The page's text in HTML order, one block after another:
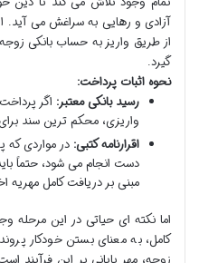
آزادی و رهایی به سراغش می آید.
از طریق واریز به حساب بانکی
گیرد.
نحوه اثبات پرداخت:
رسید بانکی معتبر: اگر
واریزی، محکم ترین سند
اقرارنامه کتبی: در مواردی
دست انجام می شود، حتماً
مبنی بر دریافت کامل مهریه
اما نکته ای حیاتی در این مرحله
کامل، به معنای بستن خودکار